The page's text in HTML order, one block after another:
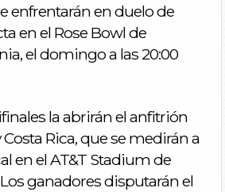
enfrentarán en duelo de
en el Rose Bowl de
el domingo a las 20:00
la abrirán el anfitrión
Rica, que se medirán a
en el AT&T Stadium de
ganadores disputarán el